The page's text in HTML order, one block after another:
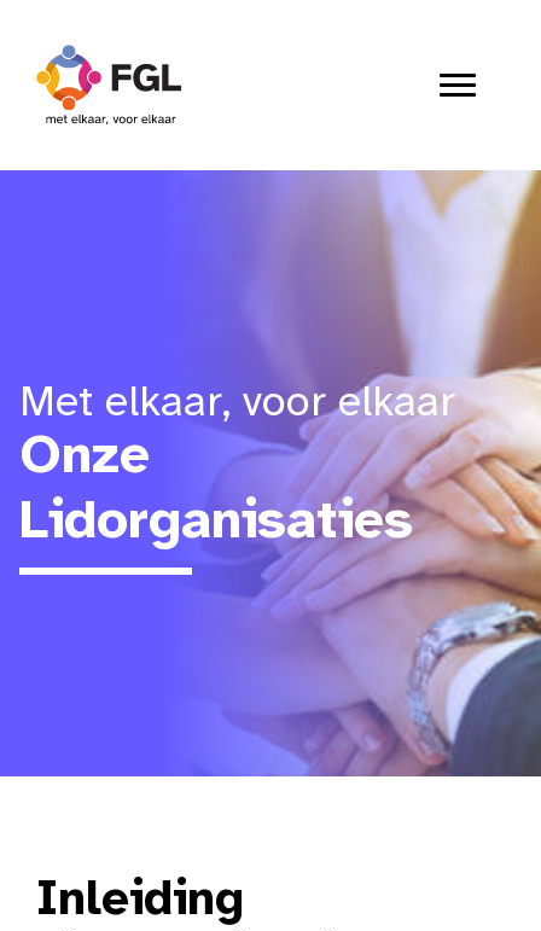
Met elkaar, voor elkaar
Onze
Lidorganisaties
Inleiding